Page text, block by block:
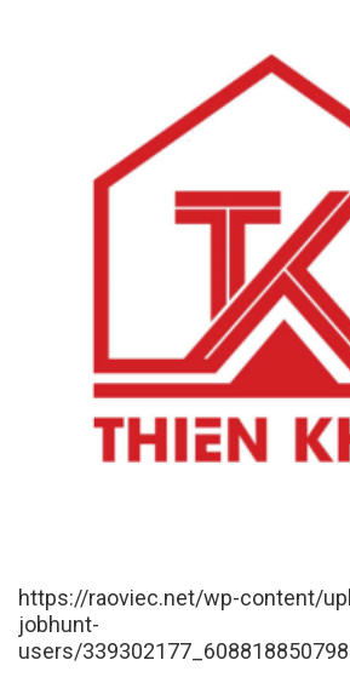
https://raoviec.net/wp-content/
jobhunt-
users/